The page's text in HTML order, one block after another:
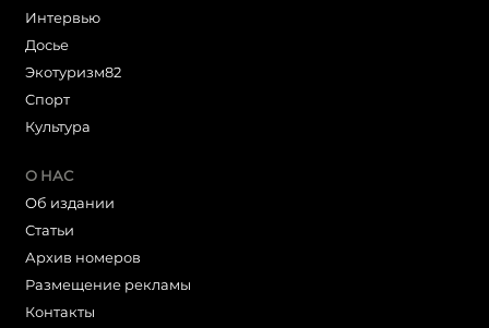
Интервью
Досье
Экотуризм82
Cпорт
Культура
О НАС
Об издании
Статьи
Архив номеров
Размещение рекламы
Контакты